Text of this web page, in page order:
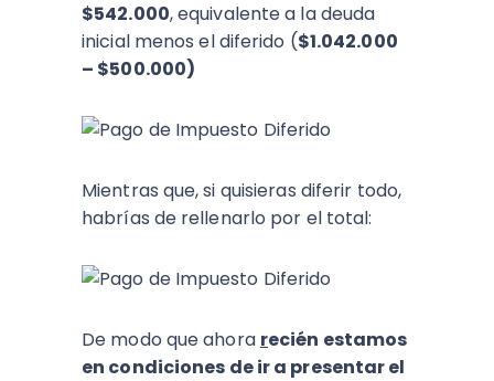
$542.000, equivalente a la deuda
inicial menos el diferido ($1.042.000
– $500.000)
Mientras que, si quisieras diferir todo,
habrías de rellenarlo por el total:
De modo que ahora recién estamos
en condiciones de ir a presentar el